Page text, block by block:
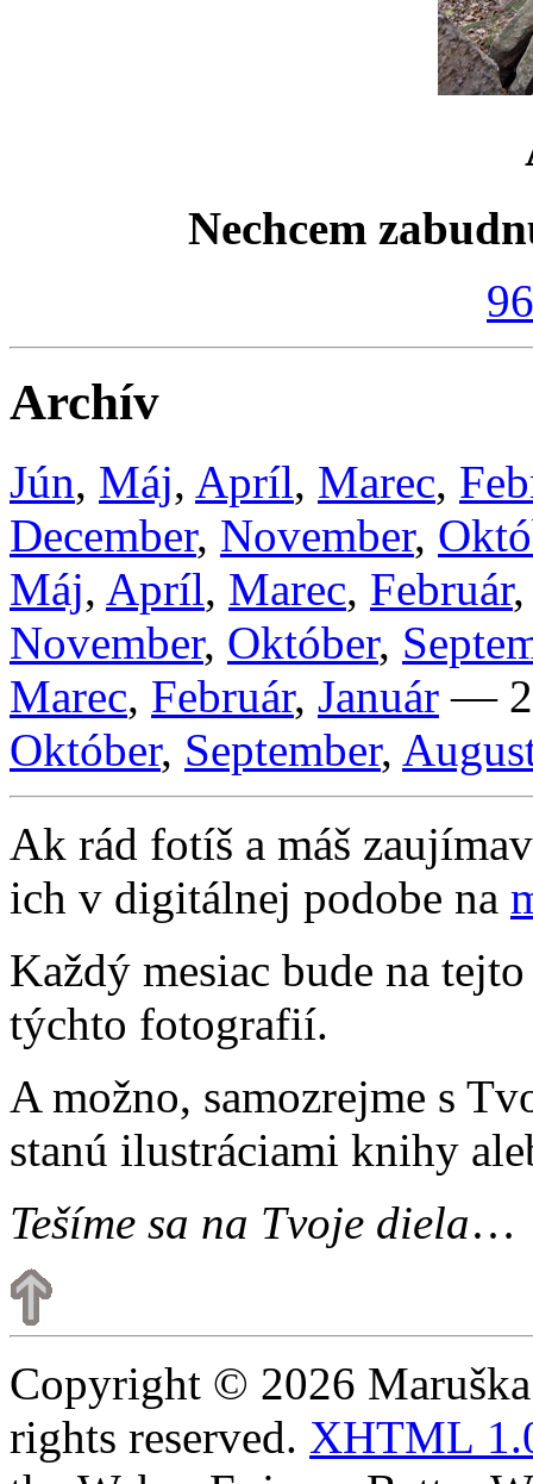
Nechcem
Archív
Jún, Máj, Apríl, Marec,
December, November,
Máj, Apríl, Marec, Február
November, Október,
Marec, Február, Január —
Október, September,
Ak rád fotíš a máš
ich v digitálnej podobe na
Každý mesiac bude na
týchto fotografií.
A možno, samozrejme s
stanú ilustráciami knihy
Tešíme sa na Tvoje diela…
Copyright © 2026
rights reserved. XHTML